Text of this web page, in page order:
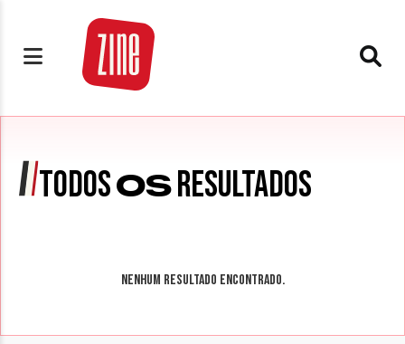
TODOSOSRESULTADOS
Nenhum resultado encontrado.